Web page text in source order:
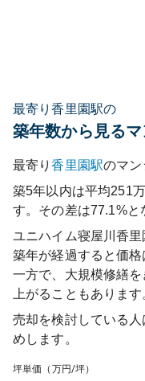
最寄り香里園駅の
築年数から見る
最寄り香里園駅のマン
築5年以内は平均251
す。その差は77.1%と
ユニハイム寝屋川香里
築年が経過すると価
一方で、大規模修繕
上がることもあります
売却を検討している
めします。
坪単価（万円/坪）